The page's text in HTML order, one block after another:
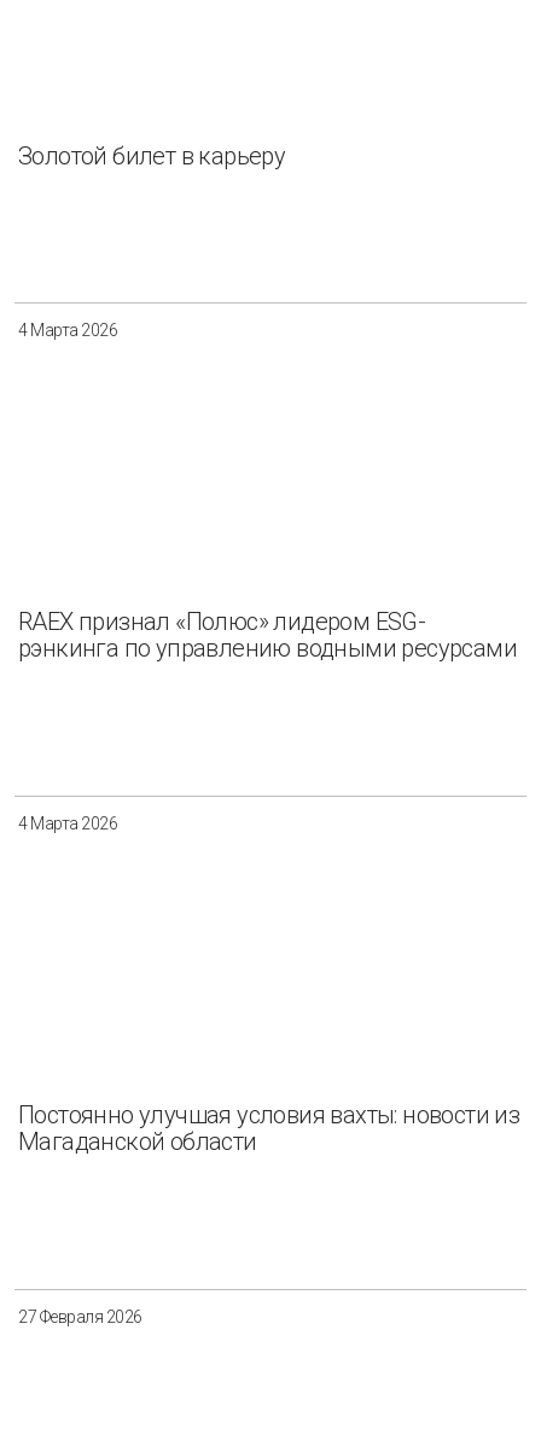
Золотой билет в карьеру
4 Марта 2026
RAEX признал «Полюс» лидером ESG-
рэнкинга по управлению водными ресурсами
4 Марта 2026
Постоянно улучшая условия вахты: новости из
Магаданской области
27 Февраля 2026